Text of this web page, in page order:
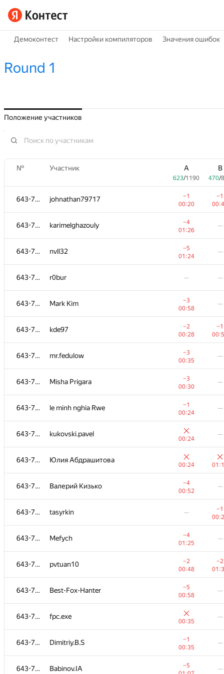
Демоконтест Настройки компиляторов Значения ошибок
Round 1
Положение участников
№ Участник A
623/1190
B
470/
643-728 johnathan79717
−1
00:20
−1
643-728 karimelghazouly
−4
01:26
—
643-728 nvll32
−5
01:24
—
643-728 r0bur — —
643-728 Mark Kim
−3
00:58
—
643-728 kde97
−2
00:28
−1
643-728 mr.fedulow
−3
00:35
—
643-728 Misha Prigara
−3
00:30
—
643-728 le minh nghia Rwe
−1
00:24
—
643-728 kukovski.pavel
00:24
—
643-728 Юлия Абдрашитова
00:24
643-728 Валерий Кизько
−4
00:52
—
643-728 tasyrkin —
−1
643-728 Mefych
−4
01:25
—
643-728 pvtuan10
−2
00:48
−2
643-728 Best-Fox-Hanter
−5
00:58
—
643-728 fpc.exe
00:35
—
643-728 Dimitriy.B.S
−1
00:35
—
643-728 Babinov.IA
−5
—
623/ 1190 470/
johnathan79717
−1
00:20
karimelghazouly
−4
01:26